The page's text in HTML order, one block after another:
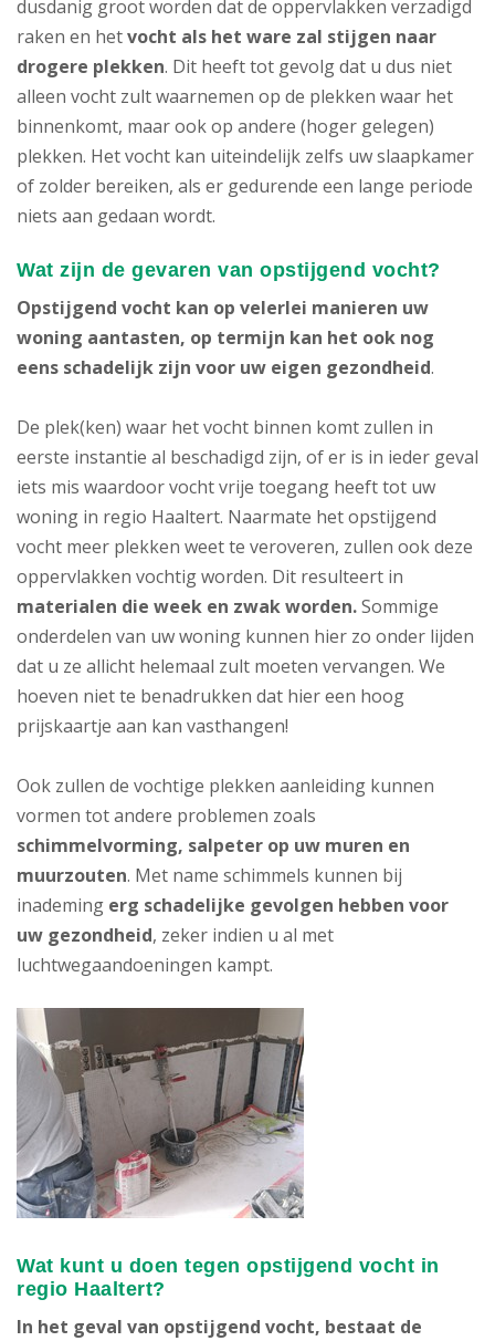
dusdanig groot worden dat de oppervlakken verzadigd
raken en hetvocht als het ware zal stijgen naar
drogere plekken. Dit heeft tot gevolg dat u dus niet
alleen vocht zult waarnemen op de plekken waar het
binnenkomt, maar ook op andere (hoger gelegen)
plekken. Het vocht kan uiteindelijk zelfs uw slaapkamer
of zolder bereiken, als er gedurende een lange periode
niets aan gedaan wordt.
Wat zijn de gevaren van opstijgend vocht?
Opstijgend vocht kan op velerlei manieren uw
woning aantasten, op termijn kan het ook nog
eens schadelijk zijn voor uw eigen gezondheid.
De plek(ken) waar het vocht binnen komt zullen in
eerste instantie al beschadigd zijn, of er is in ieder geval
iets mis waardoor vocht vrije toegang heeft tot uw
woning in regio Haaltert. Naarmate het opstijgend
vocht meer plekken weet te veroveren, zullen ook deze
oppervlakken vochtig worden. Dit resulteert in
materialen die week en zwak worden.Sommige
onderdelen van uw woning kunnen hier zo onder lijden
dat u ze allicht helemaal zult moeten vervangen. We
hoeven niet te benadrukken dat hier een hoog
prijskaartje aan kan vasthangen!
Ook zullen de vochtige plekken aanleiding kunnen
vormen tot andere problemen zoals
schimmelvorming, salpeter op uw muren en
muurzouten. Met name schimmels kunnen bij
inademing erg schadelijke gevolgen hebben voor
uw gezondheid, zeker indien u al met
luchtwegaandoeningen kampt.
Wat kunt u doen tegen opstijgend vocht in
regio Haaltert?
In het geval van opstijgend vocht, bestaat de